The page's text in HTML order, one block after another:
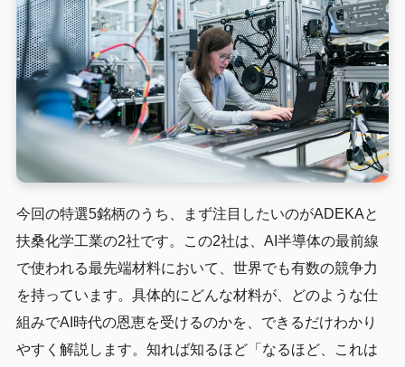
今回の特選5銘柄のうち、まず注目したいのがADEKAと
扶桑化学工業の2社です。この2社は、AI半導体の最前線
で使われる最先端材料において、世界でも有数の競争力
を持っています。具体的にどんな材料が、どのような仕
組みでAI時代の恩恵を受けるのかを、できるだけわかり
やすく解説します。知れば知るほど「なるほど、これは